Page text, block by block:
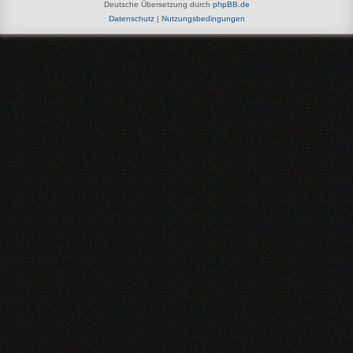
Deutsche Übersetzung durch phpBB.de
Datenschutz| Nutzungsbedingungen